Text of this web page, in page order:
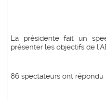
La présidente fait un
présenter les objectifs de
86 spectateurs ont répondu